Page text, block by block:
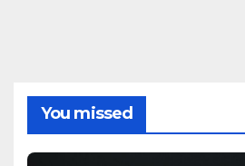
You missed